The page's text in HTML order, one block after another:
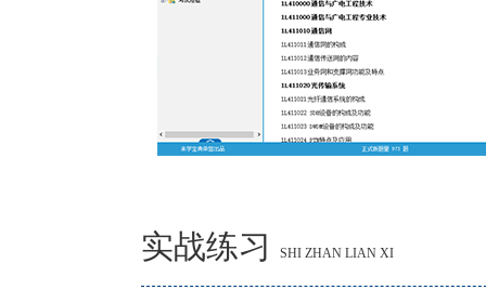
实战练习 SHI ZHAN LIAN XI